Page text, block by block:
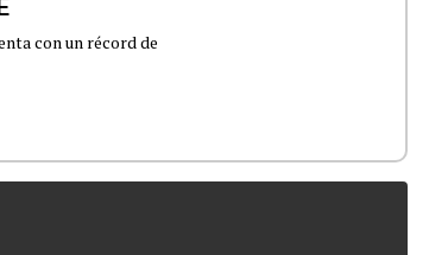
con un récord de